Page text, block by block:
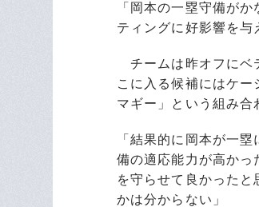
「岡本の一塁守備が
ティングに好影響を与
チームは昨オフにベ
こに入る候補にはケー
マギー」という組み合
「結果的に岡本が一
備の適応能力が高かっ
を守らせて良かったと
かは分からない」